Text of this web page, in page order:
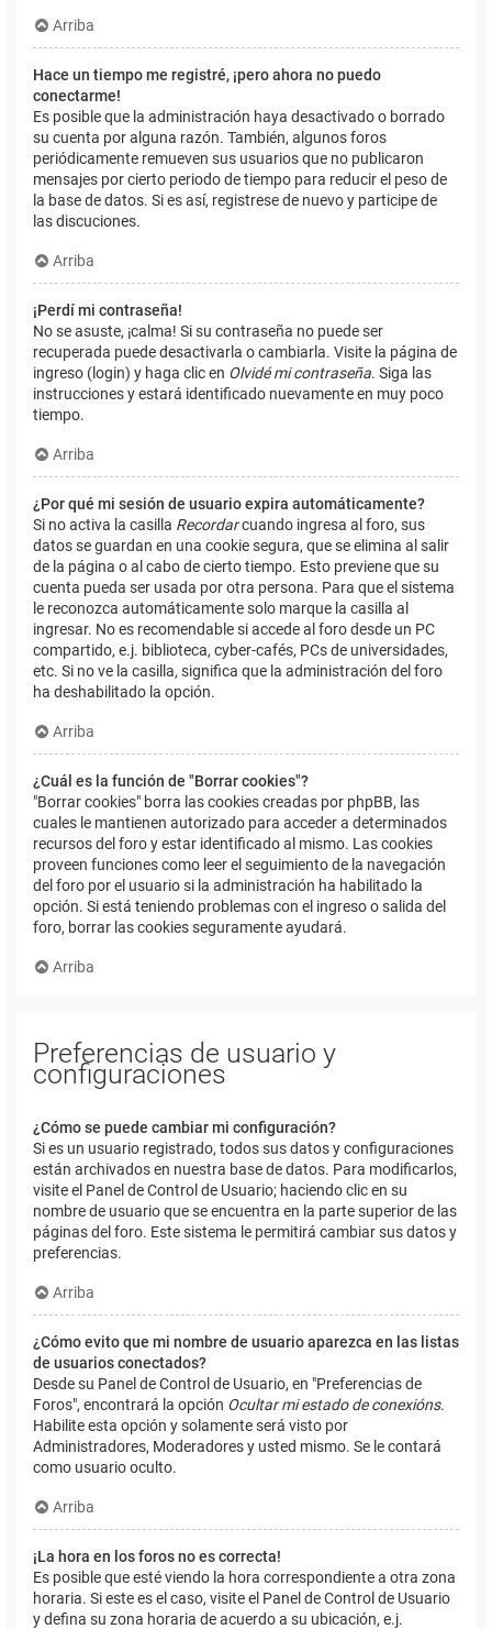
Arriba
Hace un tiempo me registré, ¡pero ahora no puedo
conectarme!
Es posible que la administración haya desactivado o borrado
su cuenta por alguna razón. También, algunos foros
periódicamente remueven sus usuarios que no publicaron
mensajes por cierto periodo de tiempo para reducir el peso de
la base de datos. Si es así, registrese de nuevo y participe de
las discuciones.
Arriba
¡Perdí mi contraseña!
No se asuste, ¡calma! Si su contraseña no puede ser
recuperada puede desactivarla o cambiarla. Visite la página de
ingreso (login) y haga clic en Olvidé mi contraseña. Siga las
instrucciones y estará identificado nuevamente en muy poco
tiempo.
Arriba
¿Por qué mi sesión de usuario expira automáticamente?
Si no activa la casilla Recordarcuando ingresa al foro, sus
datos se guardan en una cookie segura, que se elimina al salir
de la página o al cabo de cierto tiempo. Esto previene que su
cuenta pueda ser usada por otra persona. Para que el sistema
le reconozca automáticamente solo marque la casilla al
ingresar. No es recomendable si accede al foro desde un PC
compartido, e.j. biblioteca, cyber-cafés, PCs de universidades,
etc. Si no ve la casilla, significa que la administración del foro
ha deshabilitado la opción.
Arriba
¿Cuál es la función de "Borrar cookies"?
"Borrar cookies" borra las cookies creadas por phpBB, las
cuales le mantienen autorizado para acceder a determinados
recursos del foro y estar identificado al mismo. Las cookies
proveen funciones como leer el seguimiento de la navegación
del foro por el usuario si la administración ha habilitado la
opción. Si está teniendo problemas con el ingreso o salida del
foro, borrar las cookies seguramente ayudará.
Arriba
Preferencias de usuario y
configuraciones
¿Cómo se puede cambiar mi configuración?
Si es un usuario registrado, todos sus datos y configuraciones
están archivados en nuestra base de datos. Para modificarlos,
visite el Panel de Control de Usuario; haciendo clic en su
nombre de usuario que se encuentra en la parte superior de las
páginas del foro. Este sistema le permitirá cambiar sus datos y
preferencias.
Arriba
¿Cómo evito que mi nombre de usuario aparezca en las listas
de usuarios conectados?
Desde su Panel de Control de Usuario, en "Preferencias de
Foros", encontrará la opción Ocultar mi estado de conexións.
Habilite esta opción y solamente será visto por
Administradores, Moderadores y usted mismo. Se le contará
como usuario oculto.
Arriba
¡La hora en los foros no es correcta!
Es posible que esté viendo la hora correspondiente a otra zona
horaria. Si este es el caso, visite el Panel de Control de Usuario
y defina su zona horaria de acuerdo a su ubicación, e.j.